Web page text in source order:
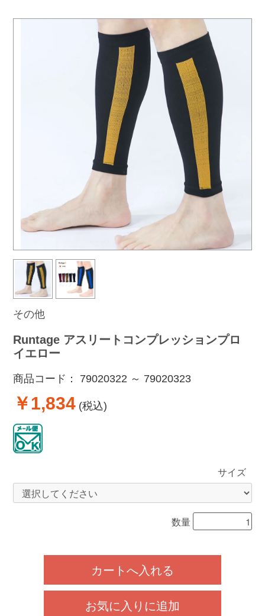
その他
Runtage アスリートコンプレッションプロ
イエロー
商品コード： 79020322 ～ 79020323
￥1,834 (税込)
サイズ
数量
カートへ入れる
お気に入りに追加